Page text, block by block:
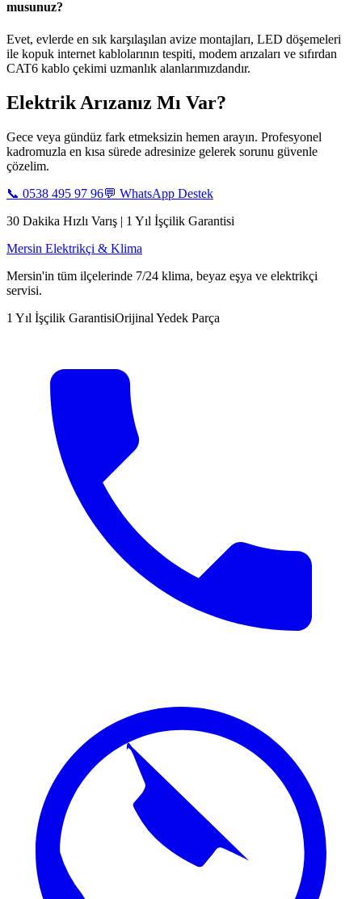
musunuz?
Evet, evlerde en sık karşılaşılan avize montajları, LED döşemeleri
ile kopuk internet kablolarının tespiti, modem arızaları ve sıfırdan
CAT6 kablo çekimi uzmanlık alanlarımızdandır.
Elektrik Arızanız Mı Var?
Gece veya gündüz fark etmeksizin hemen arayın. Profesyonel
kadromuzla en kısa sürede adresinize gelerek sorunu güvenle
çözelim.
📞 0538 495 97 96💬 WhatsApp Destek
30 Dakika Hızlı Varış | 1 Yıl İşçilik Garantisi
Mersin Elektrikçi & Klima
Mersin'in tüm ilçelerinde 7/24 klima, beyaz eşya ve elektrikçi
servisi.
1 Yıl İşçilik GarantisiOrijinal Yedek Parça